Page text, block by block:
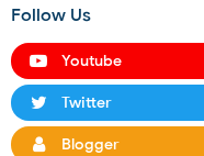
Follow Us
Youtube
Twitter
Blogger